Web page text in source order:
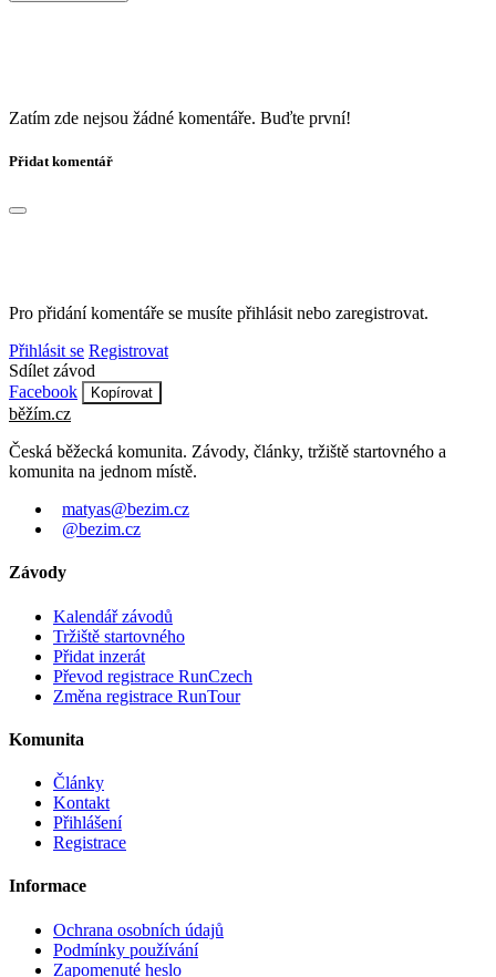
Zatím zde nejsou žádné komentáře. Buďte první!
Přidat komentář
Pro přidání komentáře se musíte přihlásit nebo zaregistrovat.
Přihlásit se Registrovat
Sdílet závod
Facebook
Kopírovat
běžím.cz
Česká běžecká komunita. Závody, články, tržiště startovného a
komunita na jednom místě.
matyas@bezim.cz
@bezim.cz
Závody
Kalendář závodů
Tržiště startovného
Přidat inzerát
Převod registrace RunCzech
Změna registrace RunTour
Komunita
Články
Kontakt
Přihlášení
Registrace
Informace
Ochrana osobních údajů
Podmínky používání
Zapomenuté heslo